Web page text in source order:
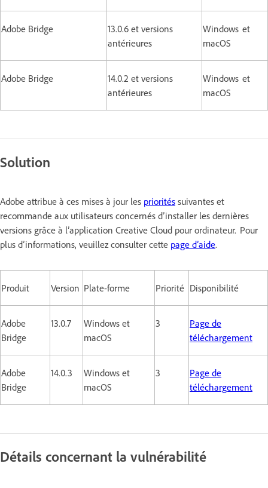
Adobe Bridge
13.0.6 et versions
antérieures
Windows et
macOS
Adobe Bridge
14.0.2 et versions
antérieures
Windows et
macOS
Solution
Adobe attribue à ces mises à jour les priorités suivantes et
recommande aux utilisateurs concernés d’installer les dernières
versions grâce à l’application Creative Cloud pour ordinateur. Pour
plus d’informations, veuillez consulter cette page d’aide.
Produit Version Plate-forme Priorité Disponibilité
Adobe
Bridge
13.0.7
Windows et
macOS
3
Page de
téléchargement
Adobe
Bridge
14.0.3
Windows et
macOS
3
Page de
téléchargement
Détails concernant la vulnérabilité